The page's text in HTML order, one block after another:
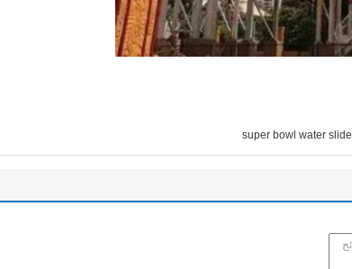
super bowl water slide